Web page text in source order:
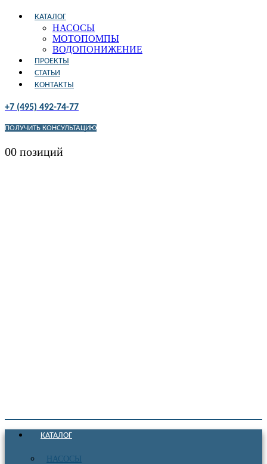
КАТАЛОГ
НАСОСЫ
МОТОПОМПЫ
ВОДОПОНИЖЕНИЕ
ПРОЕКТЫ
СТАТЬИ
КОНТАКТЫ
+7 (495) 492-74-77
ПОЛУЧИТЬ КОНСУЛЬТАЦИЮ
00 позиций
КАТАЛОГ
НАСОСЫ